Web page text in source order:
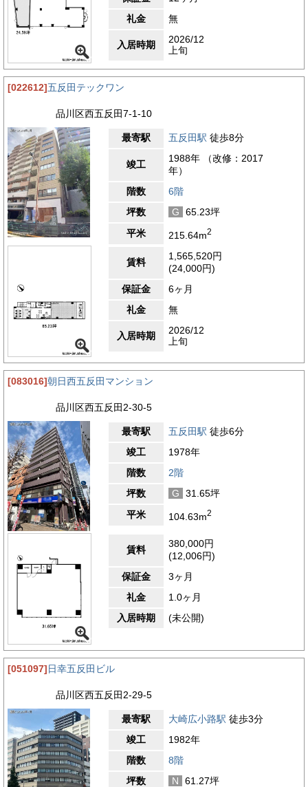
礼金
無
入居時期
2026/12
上旬
[022612]五反田テックワン
品川区西五反田7-1-10
最寄駅 五反田駅 徒歩8分
竣工
1988年 （改修：2017
年）
階数
6階
坪数
G
65.23坪
平米
215.64m2
賃料
1,565,520円
(24,000円)
保証金
6ヶ月
礼金
無
入居時期
2026/12
上旬
[083016]朝日西五反田マンション
品川区西五反田2-30-5
最寄駅 五反田駅 徒歩6分
竣工
1978年
階数
2階
坪数
G
31.65坪
平米
104.63m2
賃料
380,000円
(12,006円)
保証金
3ヶ月
礼金
1.0ヶ月
入居時期
(未公開)
[051097]日幸五反田ビル
品川区西五反田2-29-5
最寄駅 大崎広小路駅 徒歩3分
竣工
1982年
階数
8階
坪数
N
61.27坪